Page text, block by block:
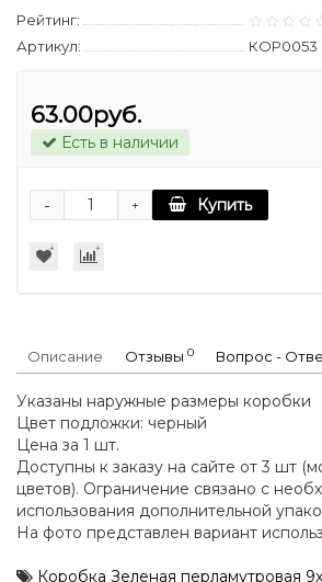
Рейтинг:
Артикул:
КОР0053
63.00руб.
Есть в наличии
+
- Купить
Описание Отзывы 0 Вопрос -
Указаны наружные размеры коробки
Цвет подложки: черный
Цена за 1 шт.
Доступны к заказу на сайте от 3 шт
цветов). Ограничение связано с
использования дополнительной
На фото представлен вариант
Коробка Зеленая перламутровая